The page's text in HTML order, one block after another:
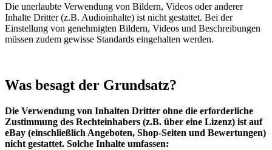
Die unerlaubte Verwendung von Bildern, Videos oder anderer
Inhalte Dritter (z.B. Audioinhalte) ist nicht gestattet. Bei der
Einstellung von genehmigten Bildern, Videos und Beschreibungen
müssen zudem gewisse Standards eingehalten werden.
Was besagt der Grundsatz?
Die Verwendung von Inhalten Dritter ohne die erforderliche
Zustimmung des Rechteinhabers (z.B. über eine Lizenz) ist auf
eBay (einschließlich Angeboten, Shop-Seiten und Bewertungen)
nicht gestattet. Solche Inhalte umfassen: